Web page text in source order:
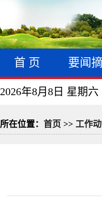
首 页 要闻
2026年8月8日 星期六
所在位置： 首页 >> 工作